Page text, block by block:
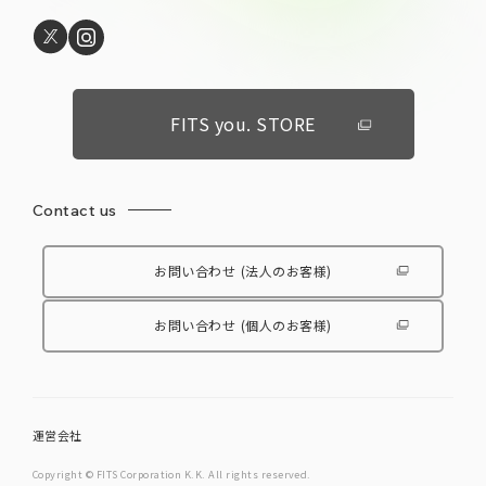
FITS you. STORE
Contact us
お問い合わせ (法人のお客様)
お問い合わせ (個人のお客様)
運営会社
Copyright © FITS Corporation K.K. All rights reserved.